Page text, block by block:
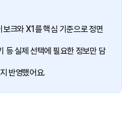
크와 X1를 핵심 기준으로 정면
등 실제 선택에 필요한 정보만 담
반영했어요.